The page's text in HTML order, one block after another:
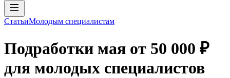
СтатьиМолодым специалистам
Подработки мая от 50 000 ₽
для молодых специалистов